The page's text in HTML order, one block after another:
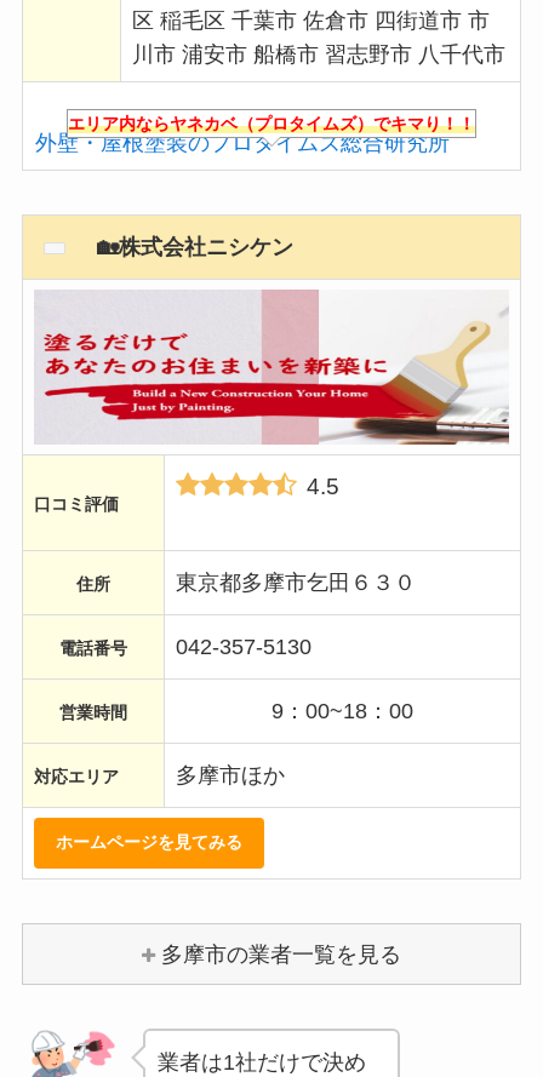
区 稲毛区 千葉市 佐倉市 四街道市 市
川市 浦安市 船橋市 習志野市 八千代市
エリア内ならヤネカベ（プロタイムズ）でキマり！！
外壁・屋根塗装のプロタイムズ総合研究所
🏡株式会社ニシケン
口コミ評価
4.5
住所 東京都多摩市乞田６３０
電話番号 042-357-5130
営業時間 9：00~18：00
対応エリア 多摩市ほか
ホームページを見てみる
多摩市の業者一覧を見る
業者は1社だけで決め